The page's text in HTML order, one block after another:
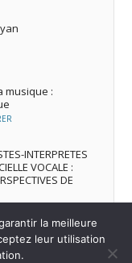
musique :
INTERPRETES
VOCALE :
DE
la meilleure
leur utilisation